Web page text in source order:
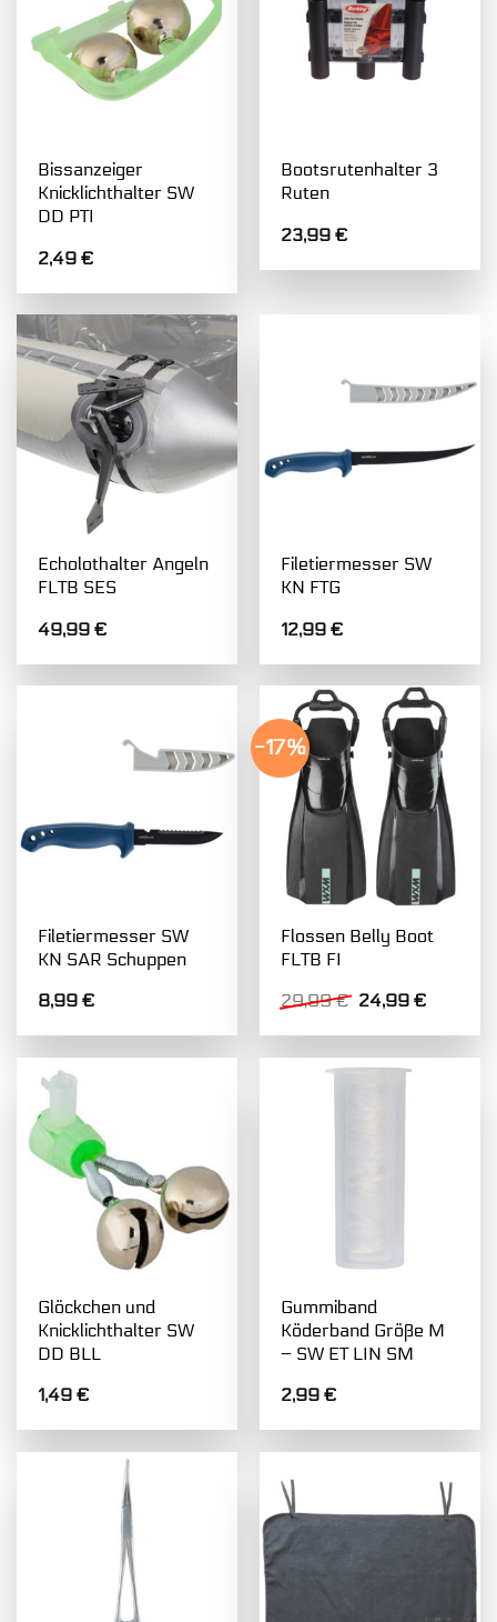
Bissanzeiger
Knicklichthalter SW
DD PTI
2,49€
Bootsrutenhalter 3
Ruten
23,99€
Echolothalter Angeln
FLTB SES
49,99€
Filetiermesser SW
KN FTG
12,99€
Filetiermesser SW
KN SAR Schuppen
8,99€
-17%
Flossen Belly Boot
FLTB FI
29,99€ Ursprünglicher
war:
29,99 €
24,99€
ist:
24,99 €.
Glöckchen und
Knicklichthalter SW
DD BLL
1,49€
Gummiband
Köderband Größe M
– SW ET LIN SM
2,99€